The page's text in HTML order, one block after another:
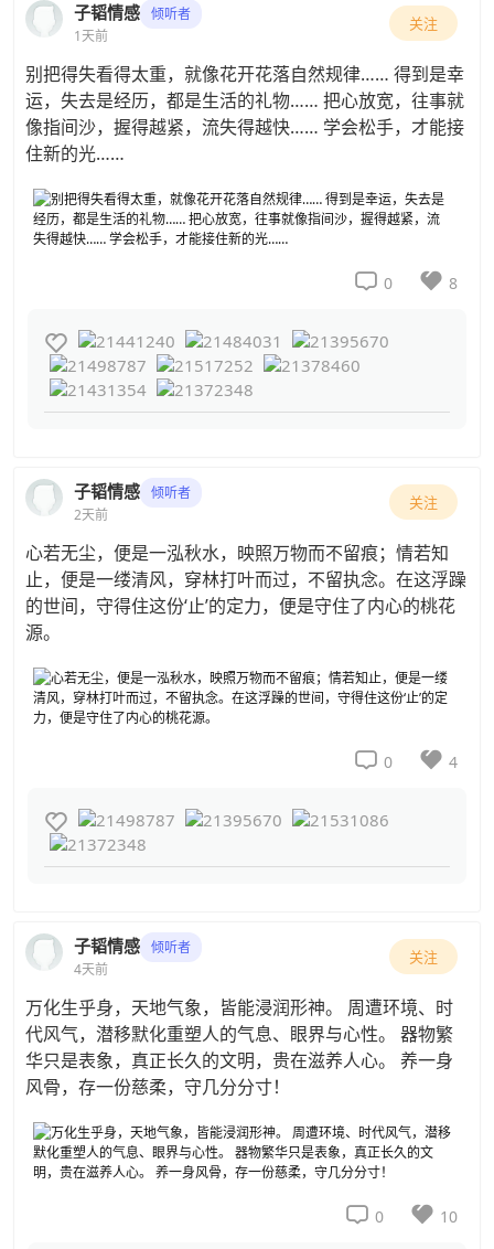
子韬情感
倾听者
1天前
关注
别把得失看得太重，就像花开花落自然规律…… 得到是幸
运，失去是经历，都是生活的礼物…… 把心放宽，往事就
像指间沙，握得越紧，流失得越快…… 学会松手，才能接
住新的光……
 0  8

子韬情感
倾听者
2天前
关注
心若无尘，便是一泓秋水，映照万物而不留痕；情若知
止，便是一缕清风，穿林打叶而过，不留执念。在这浮躁
的世间，守得住这份‘止’的定力，便是守住了内心的桃花
源。
 0  4

子韬情感
倾听者
4天前
关注
万化生乎身，天地气象，皆能浸润形神。 周遭环境、时
代风气，潜移默化重塑人的气息、眼界与心性。 器物繁
华只是表象，真正长久的文明，贵在滋养人心。 养一身
风骨，存一份慈柔，守几分分寸！
 0  10